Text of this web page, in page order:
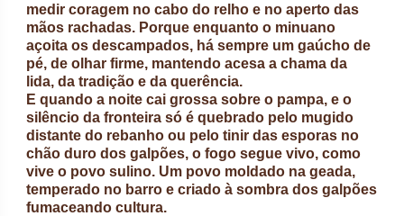
medir coragem no cabo do relho e no aperto das
mãos rachadas. Porque enquanto o minuano
açoita os descampados, há sempre um gaúcho de
pé, de olhar firme, mantendo acesa a chama da
lida, da tradição e da querência.
E quando a noite cai grossa sobre o pampa, e o
silêncio da fronteira só é quebrado pelo mugido
distante do rebanho ou pelo tinir das esporas no
chão duro dos galpões, o fogo segue vivo, como
vive o povo sulino. Um povo moldado na geada,
temperado no barro e criado à sombra dos galpões
fumaceando cultura.